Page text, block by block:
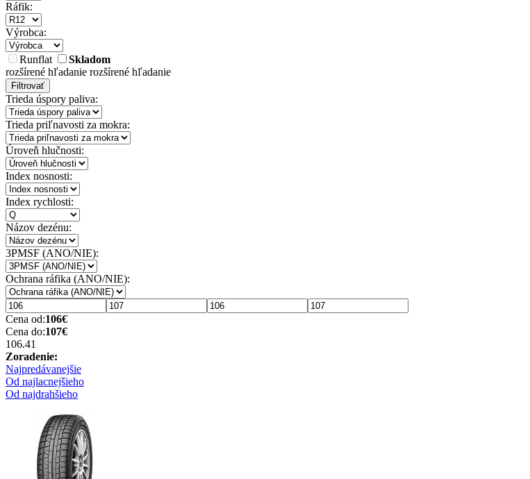
Ráfik:
Výrobca:
Runflat
Skladom
rozšírené hľadanie rozšírené hľadanie
Filtrovať
Trieda úspory paliva:
Trieda priľnavosti za mokra:
Úroveň hlučnosti:
Index nosnosti:
Index rychlosti:
Názov dezénu:
3PMSF (ANO/NIE):
Ochrana ráfika (ANO/NIE):
Cena od:106€
Cena do:107€
106.41
Zoradenie:
Najpredávanejšie
Od najlacnejšieho
Od najdrahšieho